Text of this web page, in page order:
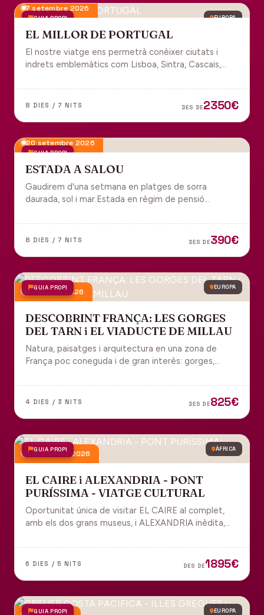
GUIA PROPI EUROPA
7 setembre 2026
EL MILLOR DE PORTUGAL
El nostre viatge ens permetrà conèixer ciutats i
indrets emblemàtics com Lisboa, Sintra, Cascais,
tot inclòs per gaudir plenament de Portugal.
8 DIES / 7 NITS DES DE2350€
GUIA PROPI
20 setembre 2026
ESTADA A SALOU
Gaudirem d'una setmana en platges de sorra
daurada, sol i mar.Estada en règim de pensió
8 DIES / 7 NITS DES DE390€
GUIA PROPI EUROPA
9 octubre 2026
DESCOBRINT FRANÇA: LES GORGES
DEL TARN i EL VIADUCTE DE MILLAU
Natura, paisatges i arquitectura en una zona de
França poc coneguda i de gran interès: gorges,
de Millau.
4 DIES / 3 NITS DES DE825€
GUIA PROPI ÀFRICA
4 desembre 2026
EL CAIRE i ALEXANDRIA - PONT
PURÍSSIMA - VIATGE CULTURAL
Oportunitat única de visitar EL CAIRE al complet,
amb els dos grans museus, i ALEXANDRIA inèdita,
6 DIES / 5 NITS DES DE1895€
GUIA PROPI EUROPA